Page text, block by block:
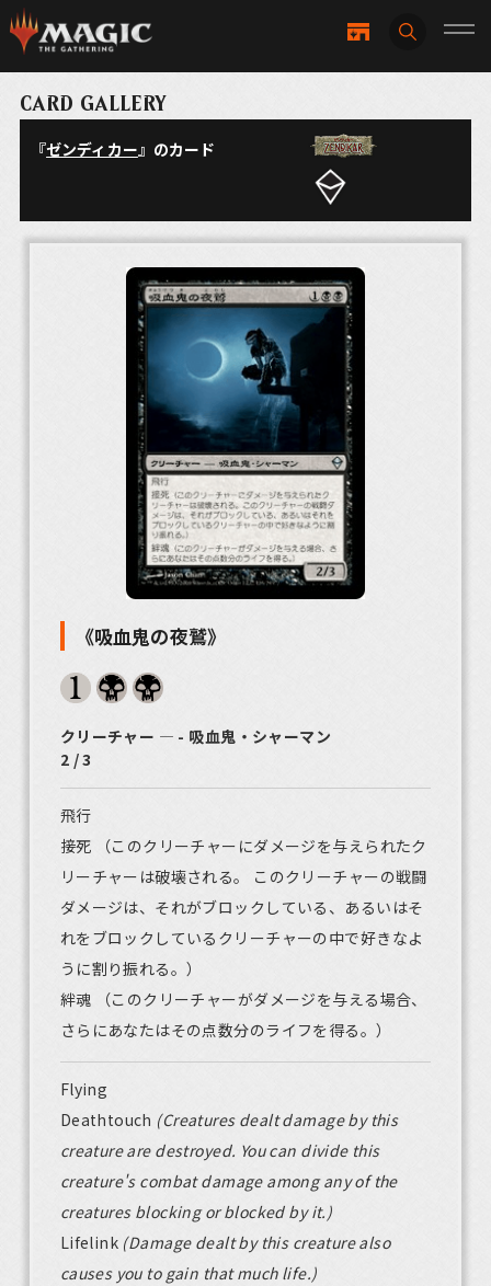
CARD GALLERY
『ゼンディカー』のカード
《吸血鬼の夜鷲》
クリーチャー ― - 吸血鬼・シャーマン
2 / 3
飛行
接死 （このクリーチャーにダメージを与えられたク
リーチャーは破壊される。 このクリーチャーの戦闘
ダメージは、それがブロックしている、あるいはそ
れをブロックしているクリーチャーの中で好きなよ
うに割り振れる。）
絆魂 （このクリーチャーがダメージを与える場合、
さらにあなたはその点数分のライフを得る。）
Flying
Deathtouch (Creatures dealt damage by this
creature are destroyed. You can divide this
creature's combat damage among any of the
creatures blocking or blocked by it.)
Lifelink (Damage dealt by this creature also
causes you to gain that much life.)